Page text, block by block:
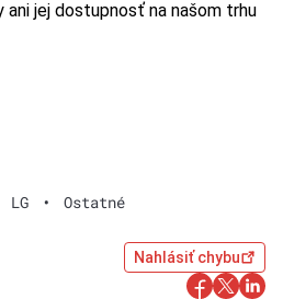
ani jej dostupnosť na našom trhu
LG • Ostatné
Nahlásiť chybu